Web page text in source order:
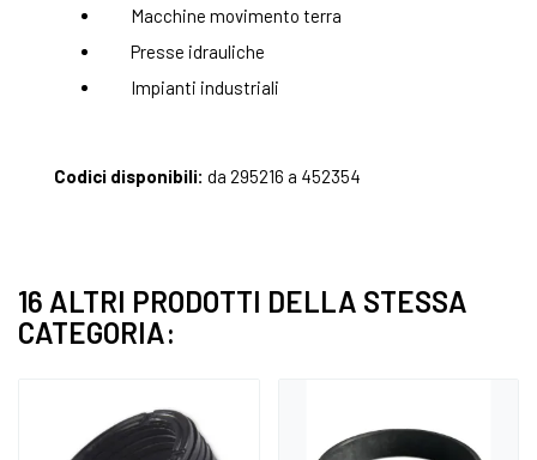
Macchine movimento terra
Presse idrauliche
Impianti industriali
Codici disponibili: da 295216 a 452354
16 ALTRI PRODOTTI DELLA STESSA
CATEGORIA: